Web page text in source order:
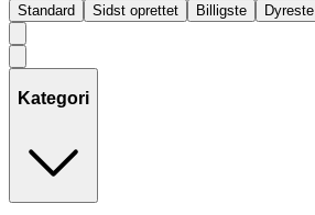
Standard
Sidst oprettet Billigste Dyreste
Kategori